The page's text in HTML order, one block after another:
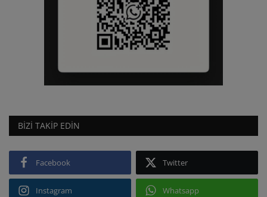
BIZI TAKIP EDIN
Facebook Twitter
Instagram Whatsapp